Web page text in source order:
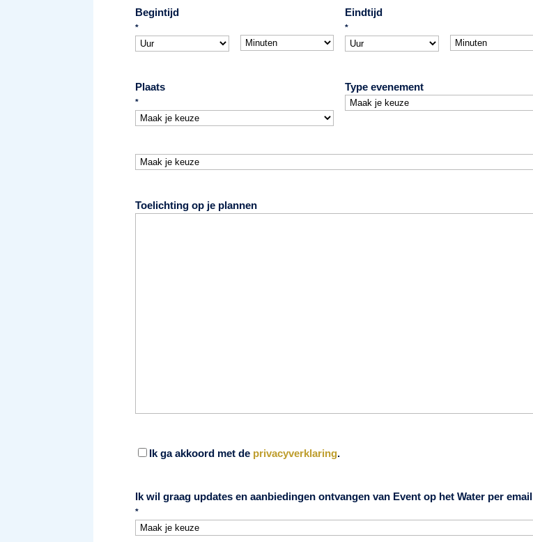
MM
slash
JJJJ
Begintijd
*
Eindtijd
*
Plaats
*
Type evenement
Maak
*
Toelichting op je plannen
* Ik ga akkoord met de privacyverklaring.
Ik wil graag updates en aanbiedingen ontvangen van Event op het Water per email
*